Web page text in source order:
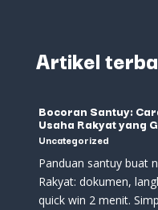
Artikel
Bocoran Santuy:
Usaha Rakyat yang
Uncategorized
Panduan santuy buat
Rakyat: dokumen,
quick win 2 menit.